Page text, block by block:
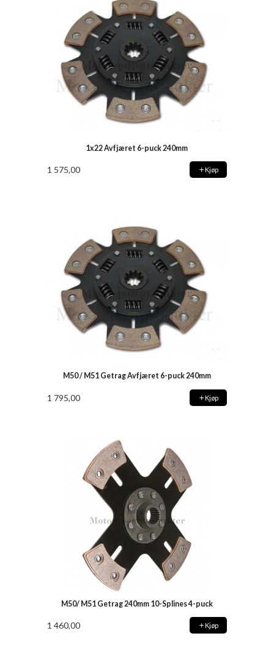
1x22 Avfjæret 6-puck 240mm
1 575,00 Kjøp
M50 / M51 Getrag Avfjæret 6-puck 240mm
1 795,00 Kjøp
M50/ M51 Getrag 240mm 10-Splines 4-puck
1 460,00 Kjøp